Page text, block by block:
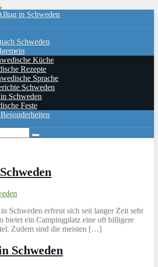
in Schweden
Schweden
Küche
Rezepte
Sprache
Schweden
Schweden
Feste
Schweden erfreut sich seit langer Zeit sehr
bietet ein Campingplatz eine oft billigere
Zudem sind die meisten […]
Schweden